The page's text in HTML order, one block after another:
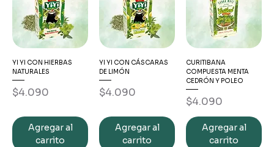
YI YI CON HIERBAS
NATURALES
Precio
$4.090
Agregar al
carrito
YI YI CON CÁSCARAS
DE LIMÓN
Precio
$4.090
Agregar al
carrito
CURITIBANA
COMPUESTA MENTA
CEDRÓN Y POLEO
Precio
$4.090
Agregar al
carrito